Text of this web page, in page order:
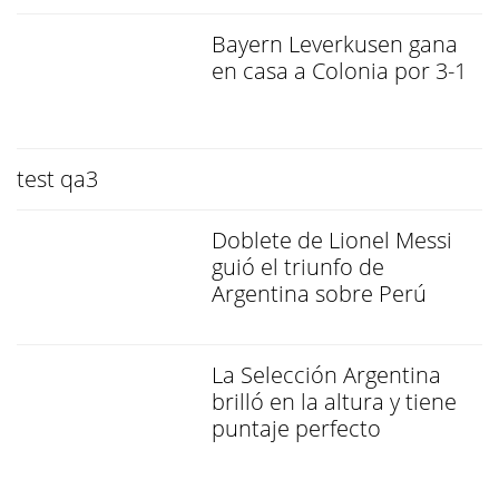
Bayern Leverkusen gana
en casa a Colonia por 3-1
test qa3
Doblete de Lionel Messi
guió el triunfo de
Argentina sobre Perú
La Selección Argentina
brilló en la altura y tiene
puntaje perfecto